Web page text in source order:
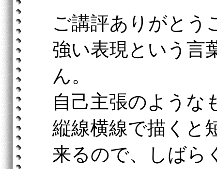
ご講評ありがとう
強い表現という言
ん。
自己主張のような
縦線横線で描くと
来るので、しばら